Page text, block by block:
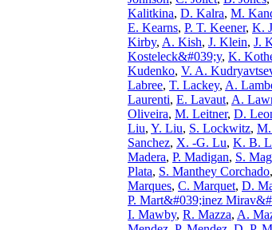
Kalitkina, D. Kalra, M.
E. Kearns, P. T. Keener, K.
Kirby, A. Kish, J. Klein, J.
Kosteleck&#039;y, K.
Kudenko, V. A.
Labree, T. Lackey, A.
Laurenti, E. Lavaut, A.
Oliveira, M. Leitner, D.
Liu, Y. Liu, S. Lockwitz,
Sanchez, X. -G. Lu, K. B.
Madera, P. Madigan, S.
Plata, S. Manthey Corchado,
Marques, C. Marquet, D.
P. Mart&#039;inez
I. Mawby, R. Mazza, A.